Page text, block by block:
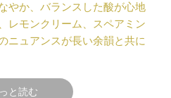
やか、バランスした酸が心地
レモンクリーム、スペアミン
ニュアンスが長い余韻と共に
と読む
ツ曰く「注目に値する新ワイ